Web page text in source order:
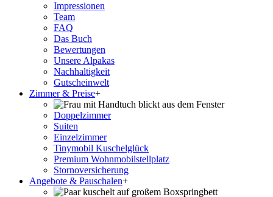
Impressionen
Team
FAQ
Das Buch
Bewertungen
Unsere Alpakas
Nachhaltigkeit
Gutscheinwelt
Zimmer & Preise+
Doppelzimmer
Suiten
Einzelzimmer
Tinymobil Kuschelglück
Premium Wohnmobilstellplatz
Stornoversicherung
Angebote & Pauschalen+